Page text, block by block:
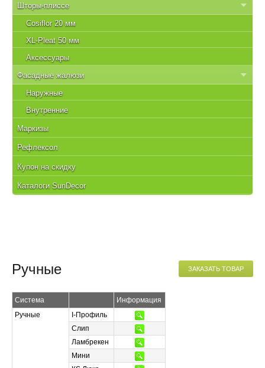
Шторы-плиссе
Cosiflor 20 мм
XL-Pleat 50 мм
Аксессуары
Фасадные жалюзи
Наружные
Внутренние
Маркизы
Рефлексол
Купон на скидку
Каталоги SunDecor
ЗАКАЗАТЬ ТОВАР
Ручные
Система
Информация
Ручные
I-Профиль
Слип
Ламбрекен
Мини